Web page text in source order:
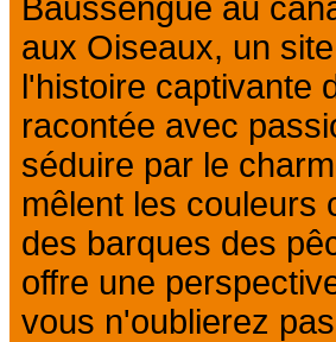
Baussengue au
aux Oiseaux, un
l'histoire captivante
racontée avec
séduire par le
mêlent les couleurs
des barques des
offre une
vous n'oublierez